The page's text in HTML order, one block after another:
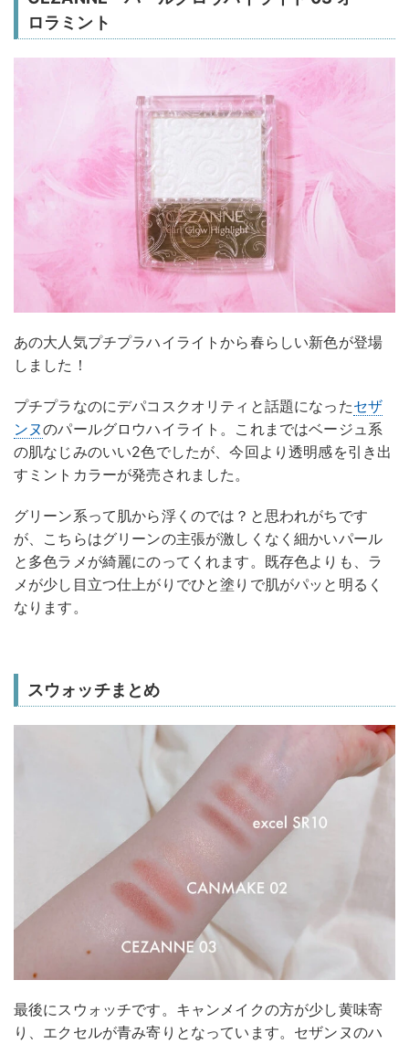
ロラミント
あの大人気プチプラハイライトから春らしい新色が登場
しました！
プチプラなのにデパコスクオリティと話題になったセザ
ンヌのパールグロウハイライト。これまではベージュ系
の肌なじみのいい2色でしたが、今回より透明感を引き出
すミントカラーが発売されました。
グリーン系って肌から浮くのでは？と思われがちです
が、こちらはグリーンの主張が激しくなく細かいパール
と多色ラメが綺麗にのってくれます。既存色よりも、ラ
メが少し目立つ仕上がりでひと塗りで肌がパッと明るく
なります。
スウォッチまとめ
最後にスウォッチです。キャンメイクの方が少し黄味寄
り、エクセルが青み寄りとなっています。セザンヌのハ